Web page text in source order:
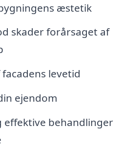
æstetik
skader forårsaget af
levetid
ejendom
effektive behandlinger